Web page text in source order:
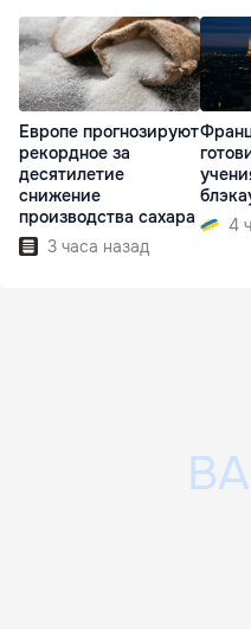
Европе прогнозируют
рекордное за
десятилетие
снижение
производства сахара
3 часа назад
4